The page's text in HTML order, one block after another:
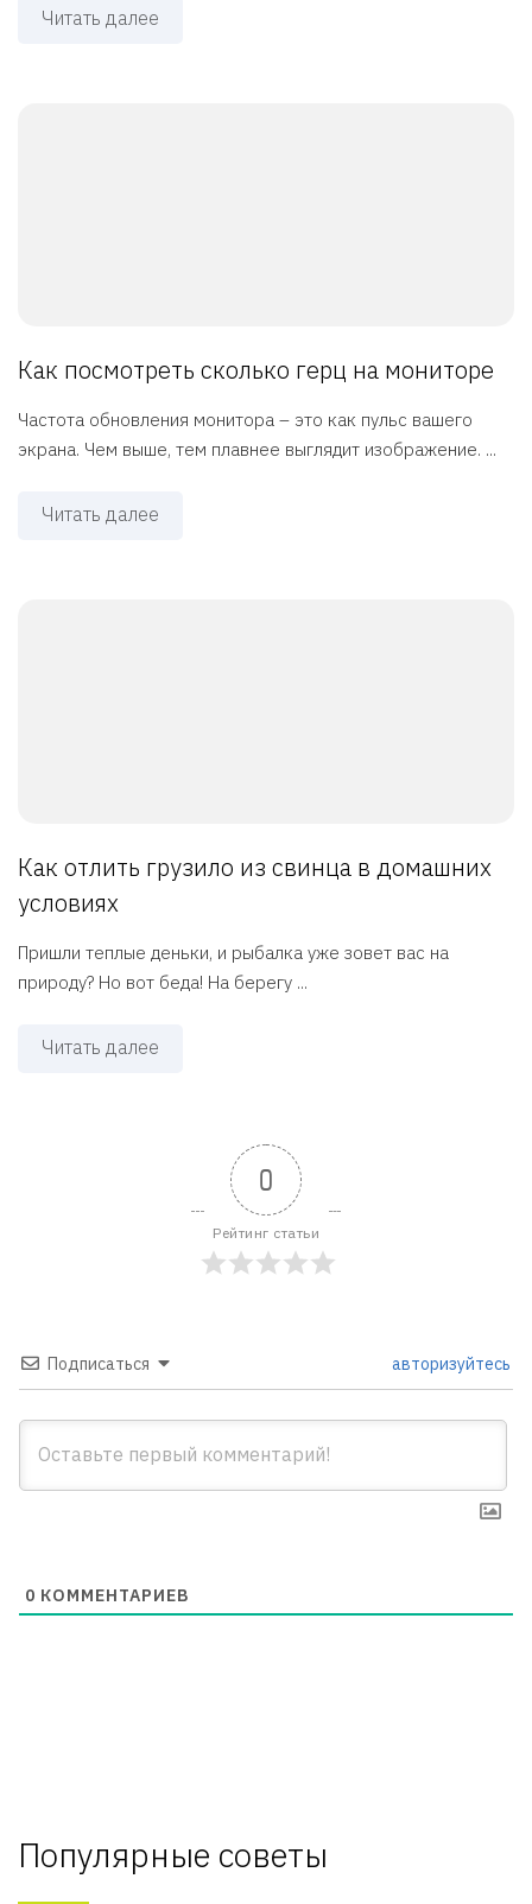
Читать далее
Как посмотреть сколько герц на мониторе
Частота обновления монитора – это как пульс вашего
экрана. Чем выше, тем плавнее выглядит изображение. ...
Читать далее
Как отлить грузило из свинца в домашних
условиях
Пришли теплые деньки, и рыбалка уже зовет вас на
природу? Но вот беда! На берегу ...
Читать далее
0
Рейтинг статьи
Подписаться авторизуйтесь
0 КОММЕНТАРИЕВ
Популярные советы